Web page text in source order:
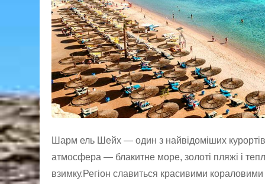
Шарм ель Шейх — один з найвідоміших
атмосфера — блакитне море, золоті пляжі і
взимку.Регіон славиться красивими